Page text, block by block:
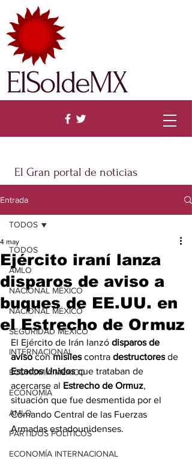
El Gran portal de noticias
ElSoldeMX
Entrada
TODOS
AMLO
NACIONAL MÉXICO
NACIONAL MÉXICO
SEGURIDAD MÉXICO
INTERNACIONAL
ECONOMÍA MÉXICO
ECONOMÍA
AMLO
PARTIDOS POLÍTICOS
ECONOMÍA INTERNACIONAL
TODOS
Ejército iraní lanza
disparos de aviso a
buques de EE.UU. en
el Estrecho de Ormuz
4 may
El Ejército de Irán lanzó disparos de
aviso con misiles contra destructores de
Estados Unidos que trataban de
acercarse al Estrecho de Ormuz,
situación que fue desmentida por el
Comando Central de las Fuerzas
Armadas estadounidenses.